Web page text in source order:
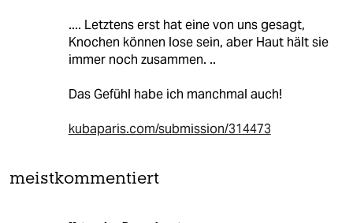
.... Letztens erst hat eine von uns gesagt,
Knochen können lose sein, aber Haut hält sie
immer noch zusammen. ..
Das Gefühl habe ich manchmal auch!
kubaparis.com/submission/314473
meistkommentiert